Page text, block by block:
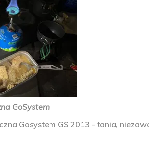
GoSystem
Gosystem GS 2013 - tania,